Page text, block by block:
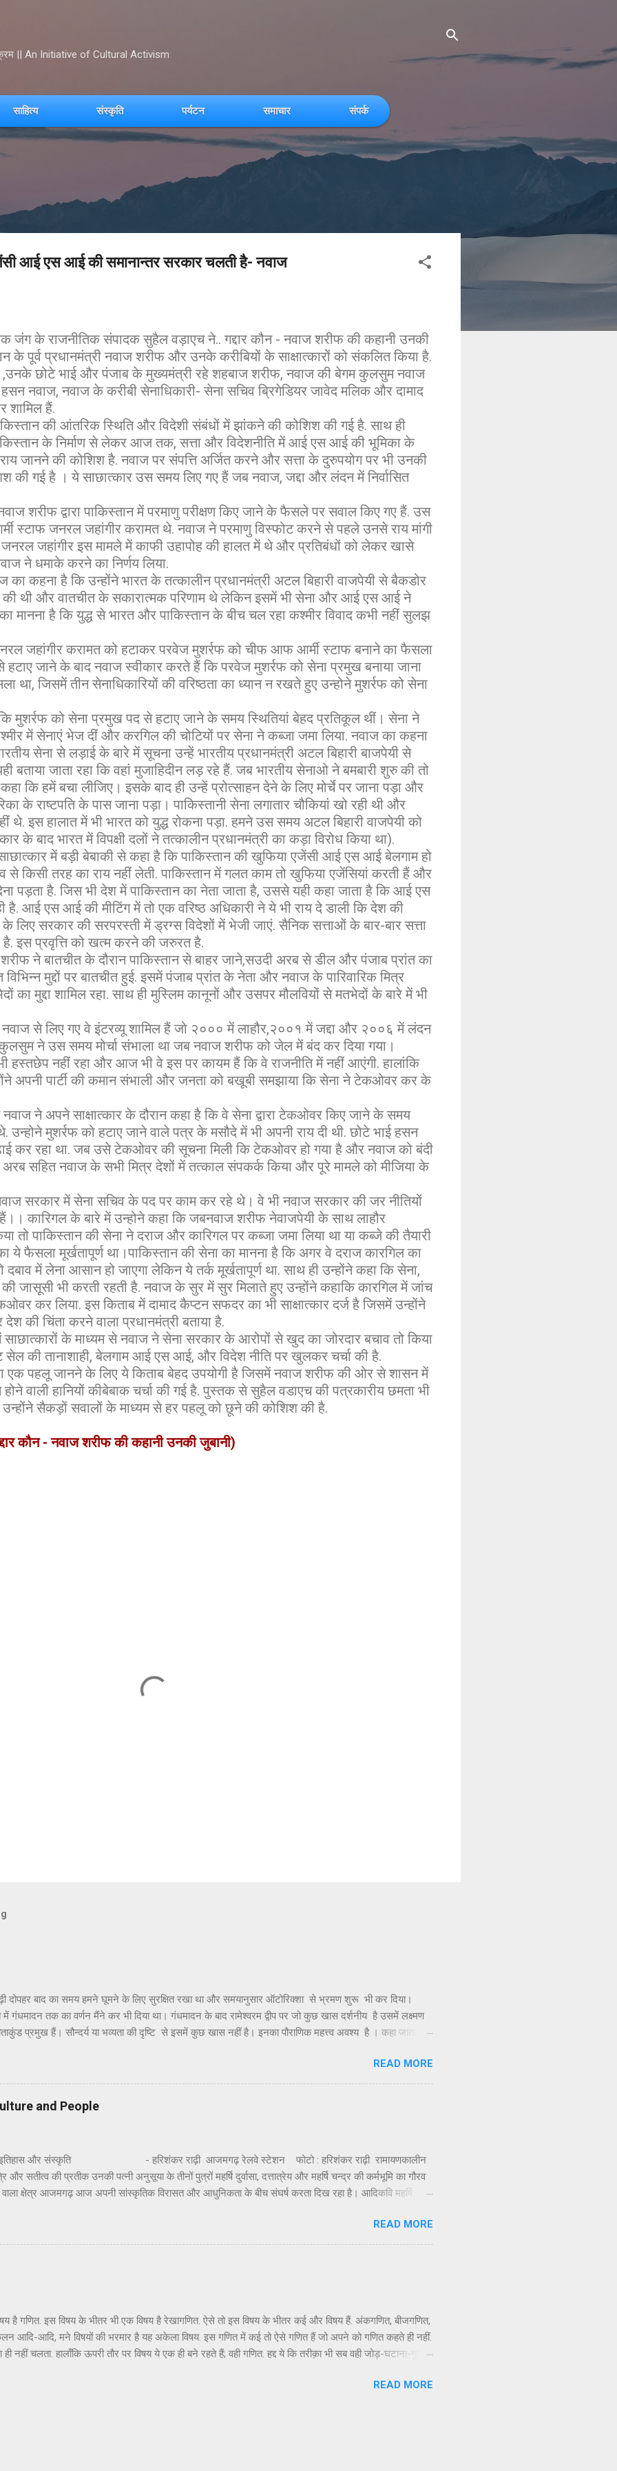
|| An Initiative of Cultural Activism
साहित्य संस्कृति पर्यटन समाचार संपर्क
आई एस आई की समानान्तर सरकार चलती है- नवाज
जंग के राजनीतिक संपादक सुहैल वड़ाएच ने.. गद्दार कौन - नवाज शरीफ की कहानी उनकी
के पूर्व प्रधानमंत्री नवाज शरीफ और उनके करीबियों के साक्षात्कारों को संकलित किया है.
छोटे भाई और पंजाब के मुख्यमंत्री रहे शहबाज शरीफ, नवाज की बेगम कुलसुम नवाज
नवाज, नवाज के करीबी सेनाधिकारी- सेना सचिव ब्रिगेडियर जावेद मलिक और दामाद
शामिल हैं.
की आंतरिक स्थिति और विदेशी संबंधों में झांकने की कोशिश की गई है. साथ ही
के निर्माण से लेकर आज तक, सत्ता और विदेशनीति में आई एस आई की भूमिका के
राय जानने की कोशिश है. नवाज पर संपत्ति अर्जित करने और सत्ता के दुरुपयोग पर भी उनकी
की गई है । ये साछात्कार उस समय लिए गए हैं जब नवाज, जद्दा और लंदन में निर्वासित
शरीफ द्वारा पाकिस्तान में परमाणु परीक्षण किए जाने के फैसले पर सवाल किए गए हैं. उस
स्टाफ जनरल जहांगीर करामत थे. नवाज ने परमाणु विस्फोट करने से पहले उनसे राय मांगी
जहांगीर इस मामले में काफी उहापोह की हालत में थे और प्रतिबंधों को लेकर खासे
ने धमाके करने का निर्णय लिया.
का कहना है कि उन्होंने भारत के तत्कालीन प्रधानमंत्री अटल बिहारी वाजपेयी से बैकडोर
थी और वातचीत के सकारात्मक परिणाम थे लेकिन इसमें भी सेना और आई एस आई ने
मानना है कि युद्ध से भारत और पाकिस्तान के बीच चल रहा कश्मीर विवाद कभी नहीं सुलझ
जहांगीर करामत को हटाकर परवेज मुशर्रफ को चीफ आफ आर्मी स्टाफ बनाने का फैसला
हटाए जाने के बाद नवाज स्वीकार करते हैं कि परवेज मुशर्रफ को सेना प्रमुख बनाया जाना
था, जिसमें तीन सेनाधिकारियों की वरिष्ठता का ध्यान न रखते हुए उन्होने मुशर्रफ को सेना
मुशर्रफ को सेना प्रमुख पद से हटाए जाने के समय स्थितियां बेहद प्रतिकूल थीं। सेना ने
में सेनाएं भेज दीं और करगिल की चोटियों पर सेना ने कब्जा जमा लिया. नवाज का कहना
सेना से लड़ाई के बारे में सूचना उन्हें भारतीय प्रधानमंत्री अटल बिहारी बाजपेयी से
बताया जाता रहा कि वहां मुजाहिदीन लड़ रहे हैं. जब भारतीय सेनाओ ने बमबारी शुरु की तो
कि हमें बचा लीजिए। इसके बाद ही उन्हें प्रोत्साहन देने के लिए मोर्चे पर जाना पड़ा और
के राष्टपति के पास जाना पड़ा। पाकिस्तानी सेना लगातार चौकियां खो रही थी और
थे. इस हालात में भी भारत को युद्ध रोकना पड़ा. हमने उस समय अटल बिहारी वाजपेयी को
के बाद भारत में विपक्षी दलों ने तत्कालीन प्रधानमंत्री का कड़ा विरोध किया था).
में बड़ी बेबाकी से कहा है कि पाकिस्तान की खुफिया एजेंसी आई एस आई बेलगाम हो
से किसी तरह का राय नहीं लेती. पाकिस्तान में गलत काम तो खुफिया एजेंसियां करती हैं और
पड़ता है. जिस भी देश में पाकिस्तान का नेता जाता है, उससे यही कहा जाता है कि आई एस
है. आई एस आई की मीटिंग में तो एक वरिष्ठ अधिकारी ने ये भी राय दे डाली कि देश की
लिए सरकार की सरपरस्ती में ड्रग्स विदेशों में भेजी जाएं. सैनिक सत्ताओं के बार-बार सत्ता
इस प्रवृत्ति को खत्म करने की जरुरत है.
ने बातचीत के दौरान पाकिस्तान से बाहर जाने,सउदी अरब से डील और पंजाब प्रांत का
मुद्दों पर बातचीत हुई. इसमें पंजाब प्रांत के नेता और नवाज के पारिवारिक मित्र
का मुद्दा शामिल रहा. साथ ही मुस्लिम कानूनों और उसपर मौलवियों से मतभेदों के बारे में भी
से लिए गए वे इंटरव्यू शामिल हैं जो २००० में लाहौर,२००१ में जद्दा और २००६ में लंदन
ने उस समय मोर्चा संभाला था जब नवाज शरीफ को जेल में बंद कर दिया गया।
हस्तछेप नहीं रहा और आज भी वे इस पर कायम हैं कि वे राजनीति में नहीं आएंगी. हालांकि
अपनी पार्टी की कमान संभाली और जनता को बखूबी समझाया कि सेना ने टेकओवर कर के
ने अपने साक्षात्कार के दौरान कहा है कि वे सेना द्वारा टेकओवर किए जाने के समय
मुशर्रफ को हटाए जाने वाले पत्र के मसौदे में भी अपनी राय दी थी. छोटे भाई हसन
कर रहा था. जब उसे टेकओवर की सूचना मिली कि टेकओवर हो गया है और नवाज को बंदी
अरब सहित नवाज के सभी मित्र देशों में तत्काल संपकर्क किया और पूरे मामले को मीजिया के
सरकार में सेना सचिव के पद पर काम कर रहे थे। वे भी नवाज सरकार की जर नीतियों
कारिगल के बारे में उन्होने कहा कि जबनवाज शरीफ नेवाजपेयी के साथ लाहौर
तो पाकिस्तान की सेना ने दराज और कारिगल पर कब्जा जमा लिया था या कब्जे की तैयारी
ये फैसला मूर्खतापूर्ण था।पाकिस्तान की सेना का मानना है कि अगर वे दराज कारगिल का
दबाव में लेना आसान हो जाएगा लेकिन ये तर्क मूर्खतापूर्ण था. साथ ही उन्होंने कहा कि सेना,
जासूसी भी करती रहती है. नवाज के सुर में सुर मिलाते हुए उन्होंने कहाकि कारगिल में जांच
कर लिया. इस किताब में दामाद कैप्टन सफदर का भी साक्षात्कार दर्ज है जिसमें उन्होंने
की चिंता करने वाला प्रधानमंत्री बताया है.
के माध्यम से नवाज ने सेना सरकार के आरोपों से खुद का जोरदार बचाव तो किया
की तानाशाही, बेलगाम आई एस आई, और विदेश नीति पर खुलकर चर्चा की है.
एक पहलू जानने के लिए ये किताब बेहद उपयोगी है जिसमें नवाज शरीफ की ओर से शासन में
वाली हानियों कीबेबाक चर्चा की गई है. पुस्तक से सुहैल वडाएच की पत्रकारीय छमता भी
सैकड़ों सवालों के माध्यम से हर पहलू को छूने की कोशिश की है.
कौन - नवाज शरीफ की कहानी उनकी जुबानी)
दोपहर बाद का समय हमने घूमने के लिए सुरक्षित रखा था और समयानुसार ऑटोरिक्शा से भ्रमण शुरू भी कर दिया।
में गंधमादन तक का वर्णन मैंने कर भी दिया था। गंधमादन के बाद रामेश्वरम द्वीप पर जो कुछ खास दर्शनीय है उसमें लक्ष्मण
प्रमुख हैं। सौन्दर्य या भव्यता की दृष्टि से इसमें कुछ खास नहीं है। इनका पौराणिक महत्त्व अवश्य है । कहा जाता है
के लिए और अपने आराध्य भगवान शिव के प्रति कृतज्ञता प्रकट करने के लिए पुष्पक विमान को इस द्वीप पर उतारा था
की पूजा की थी। यहाँ पर श्रीराम,सीताजी और लक्ष्मणजी ने पूजा के लिए विशेष कुंड बनाए और उसके जल से अभिषेक
कुंडों का नाम रामतीर्थ, सीताकुंड और लक्ष्मण तीर्थ है । हाँ, यहाँ सफाई और व्यवस्था नहीं मिलती और यह देखकर दुख
है। स्थानीय दर्शनों में हनुमा...
READ MORE
and People
और संस्कृति - हरिशंकर राढ़ी आजमगढ़ रेलवे स्टेशन फोटो : हरिशंकर राढ़ी रामायणकालीन
और सतीत्व की प्रतीक उनकी पत्नी अनुसूया के तीनों पुत्रों महर्षि दुर्वासा, दत्तात्रेय और महर्षि चन्द्र की कर्मभूमि का गौरव
वाला क्षेत्र आजमगढ़ आज अपनी सांस्कृतिक विरासत और आधुनिकता के बीच संघर्ष करता दिख रहा है। आदिकवि महर्षि
छिपाए अपने अतीत का अवलोकन करता प्रतीत हो रहा है। आजमगढ़ को अपनी आज की स्थिति पर गहरा क्षोभ और दुख जरूर
कि जिस गरिमा और सौष्ठव से उसकी पहचान थी, वह अतीत में कहीं खो गयी है और चंद धार्मिक उन्मादी और बर्बर उसकी
READ MORE
है गणित. इस विषय के भीतर भी एक विषय है रेखागणित. ऐसे तो इस विषय के भीतर कई और विषय हैं. अंकगणित, बीजगणित,
कलन आदि-आदि, मने विषयों की भरमार है यह अकेला विषय. इस गणित में कई तो ऐसे गणित हैं जो अपने को गणित कहते ही नहीं.
नहीं चलता. हालाँकि ऊपरी तौर पर विषय ये एक ही बने रहते हैं; वही गणित. हद्द ये कि तरीक़ा भी सब वही जोड़-घटाना-गुणा-
हमारे ऋषि-मुनियों ने बार-बार विषय वासना से बचने का उपदेश क्यों दिया, इसका अनुभव मुझे गणित नाम के विषय से सघन
READ MORE